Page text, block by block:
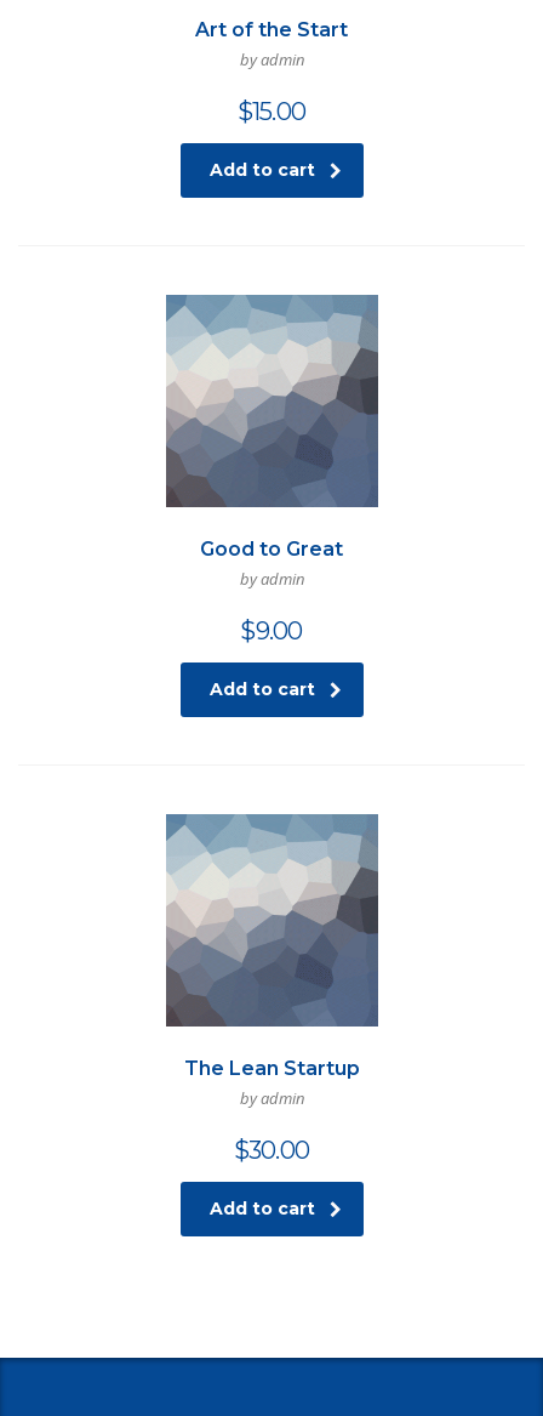
Art of the Start
by admin
$15.00
Add to cart
Good to Great
by admin
$9.00
Add to cart
The Lean Startup
by admin
$30.00
Add to cart